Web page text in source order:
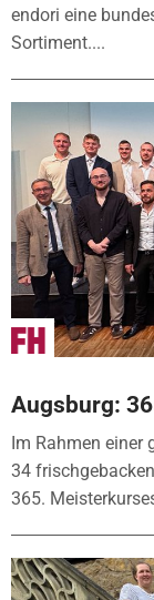
endori eine
Sortiment....
Augsburg:
Im Rahmen
34
365.